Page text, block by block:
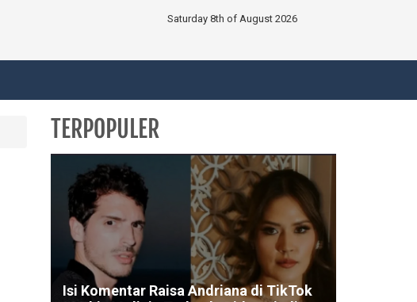
Saturday 8th of August 2026
TERPOPULER
Isi Komentar Raisa Andriana di TikTok